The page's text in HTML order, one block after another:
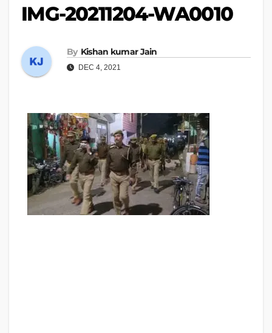
IMG-20211204-WA0010
By Kishan kumar Jain
DEC 4, 2021